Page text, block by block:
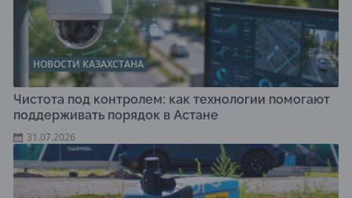
НОВОСТИ КАЗАХСТАНА
Чистота под контролем: как технологии помогают
поддерживать порядок в Астане
31.07.2026